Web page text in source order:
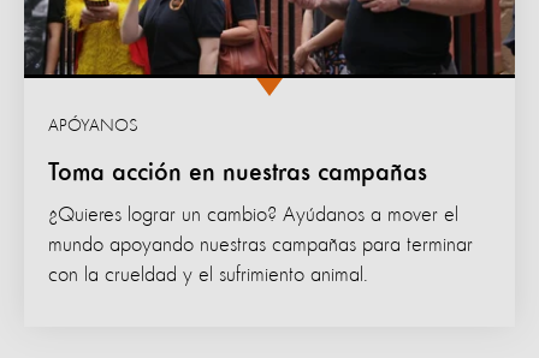
Toma acción en nuestras campañas
APÓYANOS
¿Quieres lograr un cambio? Ayúdanos a mover el
mundo apoyando nuestras campañas para terminar
con la crueldad y el sufrimiento animal.